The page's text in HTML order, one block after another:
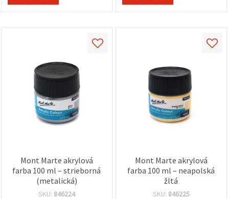
Mont Marte akrylová
farba 100 ml – strieborná
(metalická)
SKU: 846224
Mont Marte akrylová
farba 100 ml – neapolská
žltá
SKU: 846225